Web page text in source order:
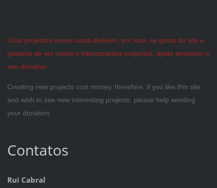
Criar projectos novos custa dinheiro, por isso, se gosta do site e
gostaria de ver novos e interessantes projectos, ajude enviando o
seu donativo.
Creating new projects cost money, therefore, if you like this site
and wish to see new interesting projects, please help sending
your donation.
Contatos
Rui Cabral